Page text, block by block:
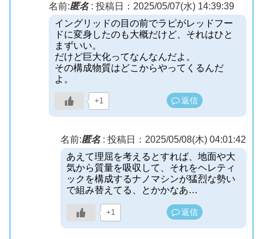
名前:匿名: 投稿日：2025/05/07(水) 14:39:39
イングリッドの目の前でラピがレッドフー
ドに変身したのも大概だけど、それはひと
まずいい。
だけど巨大化ってなんなんだよ。
その構成物質はどこからやってくるんだ
よ。
+1 返信
名前:匿名: 投稿日：2025/05/08(木) 04:01:42
あえて理屈を考えるとすれば、地面や大
気から質量を吸収して、それをヘレティ
ックを構成するナノマシンが猛烈な勢い
で組み替えてる、とかかなあ…
+1 返信